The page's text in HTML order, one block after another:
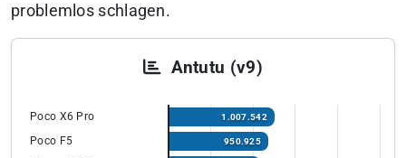
problemlos schlagen.
Antutu (v9)
Poco X6 Pro 1.007.542
Poco F5 950.925